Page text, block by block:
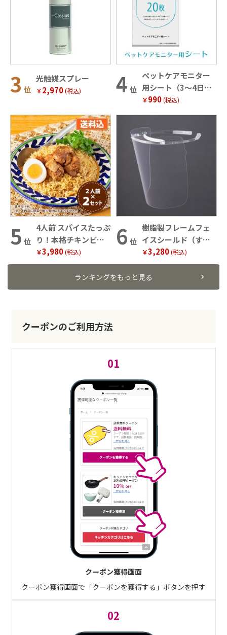
位
光触媒スプレー
￥2,970(税込) 位
ペットケアモニター
用シート（3～4日で
交換タイプ20枚入）
￥990(税込)
位
4人前 スパイスたっぷ
り！本格チキンビリ
ヤニ
￥3,980(税込)
位
樹脂製フレームフェ
イスシールド（すべ
り止め付き）
￥3,280(税込)
ランキングをもっと見る
クーポンのご利用方法
01
クーポン獲得画面
クーポン獲得画面で「クーポンを獲得する」ボタンを押す
02